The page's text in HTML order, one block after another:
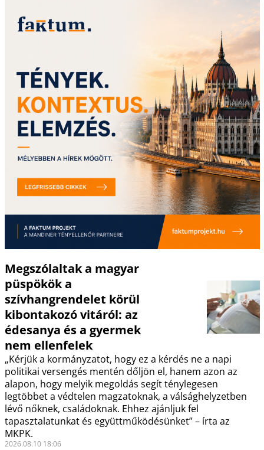
Megszólaltak a magyar
püspökök a
szívhangrendelet körül
kibontakozó vitáról: az
édesanya és a gyermek
nem ellenfelek
„Kérjük a kormányzatot, hogy ez a kérdés ne a napi
politikai versengés mentén dőljön el, hanem azon az
alapon, hogy melyik megoldás segít ténylegesen
legtöbbet a védtelen magzatoknak, a válsághelyzetben
lévő nőknek, családoknak. Ehhez ajánljuk fel
tapasztalatunkat és együttműködésünket” – írta az
MKPK.
2026.08.10 18:06